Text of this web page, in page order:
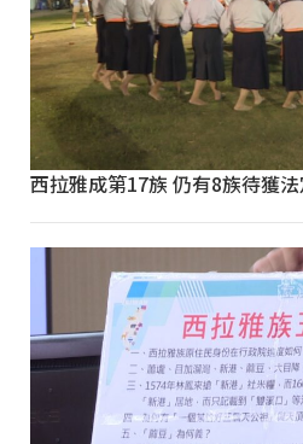
西拉雅成第17族 仍有8族待獲